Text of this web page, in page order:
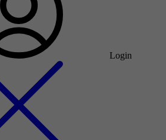
Login